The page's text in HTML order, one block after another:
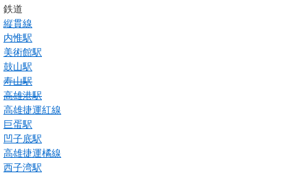
鉄道
縦貫線
内惟駅
美術館駅
鼓山駅
寿山駅
高雄港駅
高雄捷運紅線
巨蛋駅
凹子底駅
高雄捷運橘線
西子湾駅